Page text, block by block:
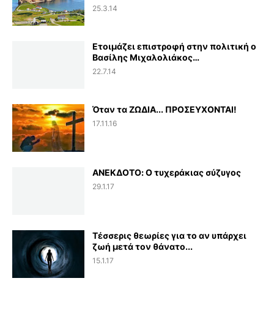
25.3.14
Ετοιμάζει επιστροφή στην πολιτική ο
Βασίλης Μιχαλολιάκος…
22.7.14
Όταν τα ΖΩΔΙΑ... ΠΡΟΣΕΥΧΟΝΤΑΙ!
17.11.16
ΑΝΕΚΔΟΤΟ: Ο τυχεράκιας σύζυγος
29.1.17
Τέσσερις θεωρίες για το αν υπάρχει
ζωή μετά τον θάνατο...
15.1.17